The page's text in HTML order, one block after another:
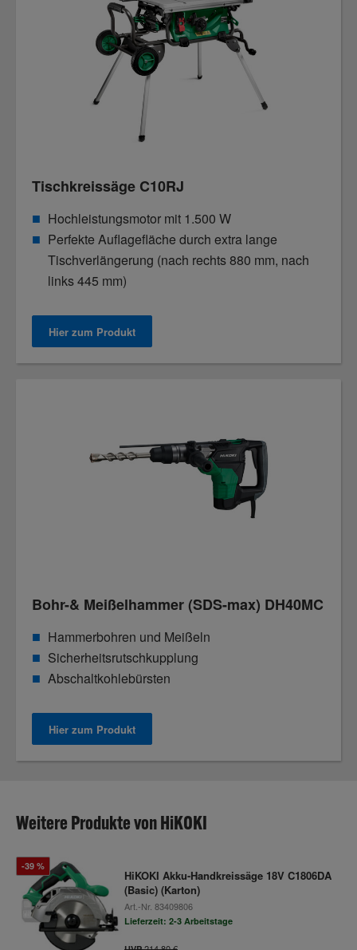
Tischkreissäge C10RJ
Hochleistungsmotor mit 1.500 W
Perfekte Auflagefläche durch extra lange
Tischverlängerung (nach rechts 880 mm, nach
links 445 mm)
Hier zum Produkt
Bohr-& Meißelhammer (SDS-max) DH40MC
Hammerbohren und Meißeln
Sicherheitsrutschkupplung
Abschaltkohlebürsten
Hier zum Produkt
Weitere Produkte von HiKOKI
-39 %
HiKOKI Akku-Handkreissäge 18V C1806DA
(Basic) (Karton)
Art.-Nr. 83409806
Lieferzeit: 2-3 Arbeitstage